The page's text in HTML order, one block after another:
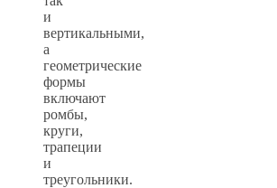
и
вертикальными,
а
геометрические
формы
включают
ромбы,
круги,
трапеции
и
треугольники.